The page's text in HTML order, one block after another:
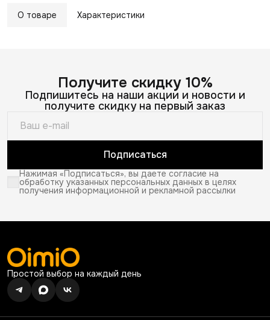
О товаре Характеристики
Получите скидку 10%
Подпишитесь на наши акции и новости и
получите скидку на первый заказ
Подписаться
Нажимая «Подписаться», вы даете согласие на
обработку указанных персональных данных в целях
получения информационной и рекламной рассылки
Простой выбор на каждый день